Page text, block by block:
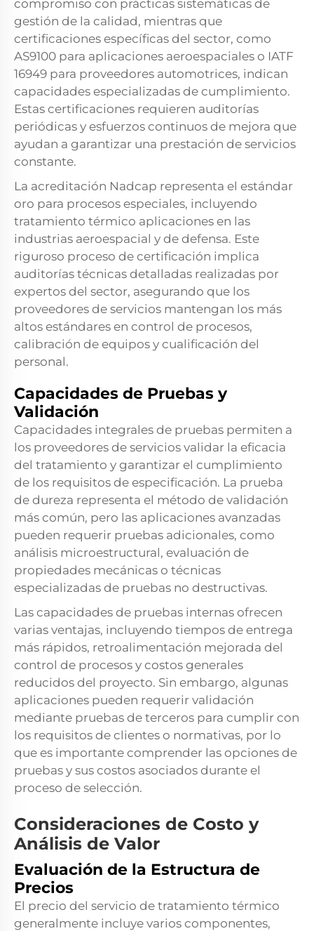
compromiso con prácticas sistemáticas de
gestión de la calidad, mientras que
certificaciones específicas del sector, como
AS9100 para aplicaciones aeroespaciales o IATF
16949 para proveedores automotrices, indican
capacidades especializadas de cumplimiento.
Estas certificaciones requieren auditorías
periódicas y esfuerzos continuos de mejora que
ayudan a garantizar una prestación de servicios
constante.
La acreditación Nadcap representa el estándar
oro para procesos especiales, incluyendo
tratamiento térmico aplicaciones en las
industrias aeroespacial y de defensa. Este
riguroso proceso de certificación implica
auditorías técnicas detalladas realizadas por
expertos del sector, asegurando que los
proveedores de servicios mantengan los más
altos estándares en control de procesos,
calibración de equipos y cualificación del
personal.
Capacidades de Pruebas y
Validación
Capacidades integrales de pruebas permiten a
los proveedores de servicios validar la eficacia
del tratamiento y garantizar el cumplimiento
de los requisitos de especificación. La prueba
de dureza representa el método de validación
más común, pero las aplicaciones avanzadas
pueden requerir pruebas adicionales, como
análisis microestructural, evaluación de
propiedades mecánicas o técnicas
especializadas de pruebas no destructivas.
Las capacidades de pruebas internas ofrecen
varias ventajas, incluyendo tiempos de entrega
más rápidos, retroalimentación mejorada del
control de procesos y costos generales
reducidos del proyecto. Sin embargo, algunas
aplicaciones pueden requerir validación
mediante pruebas de terceros para cumplir con
los requisitos de clientes o normativas, por lo
que es importante comprender las opciones de
pruebas y sus costos asociados durante el
proceso de selección.
Consideraciones de Costo y
Análisis de Valor
Evaluación de la Estructura de
Precios
El precio del servicio de tratamiento térmico
generalmente incluye varios componentes,